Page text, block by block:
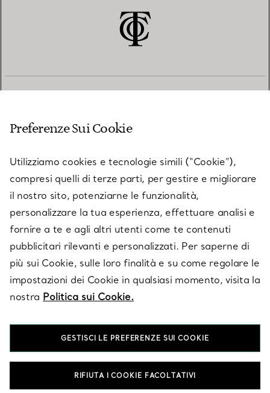
SU TIFFANY & CO.
LEGALE
SEGUICI
Preferenze Sui Cookie
Utilizziamo cookies e tecnologie simili (“Cookie”),
compresi quelli di terze parti, per gestire e migliorare
il nostro sito, potenziarne le funzionalità,
personalizzare la tua esperienza, effettuare analisi e
fornire a te e agli altri utenti come te contenuti
pubblicitari rilevanti e personalizzati. Per saperne di
più sui Cookie, sulle loro finalità e su come regolare le
impostazioni dei Cookie in qualsiasi momento, visita la
nostra Politica sui Cookie.
GESTISCI LE PREFERENZE SUI COOKIE
RIFIUTA I COOKIE FACOLTATIVI